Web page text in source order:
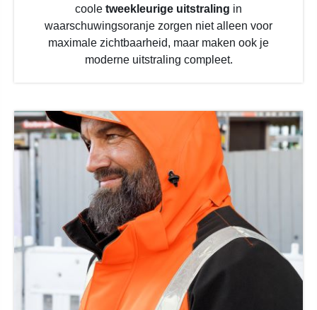
coole tweekleurige uitstraling in
waarschuwingsoranje zorgen niet alleen voor
maximale zichtbaarheid, maar maken ook je
moderne uitstraling compleet.